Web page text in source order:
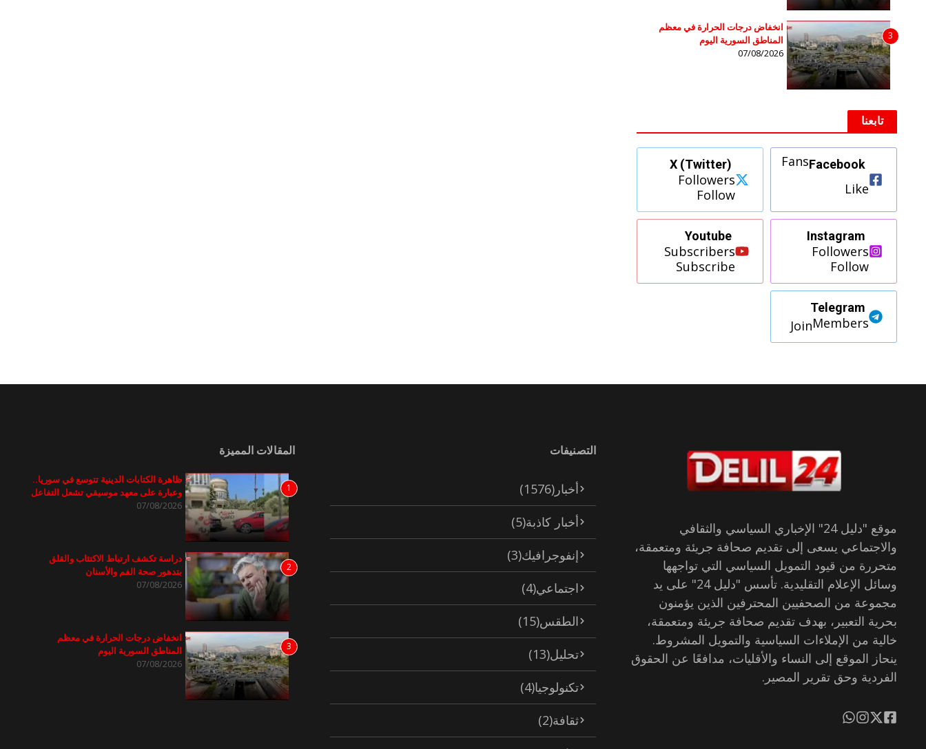
3
انخفاض درجات الحرارة في معظم
المناطق السورية اليوم
07/08/2026
تابعنا
Facebook
Fans
Like
X (Twitter)
Followers
Follow
Instagram
Followers
Follow
Youtube
Subscribers
Subscribe
Telegram
Members
Join
موقع "دليل 24" الإخباري السياسي والثقافي
والاجتماعي يسعى إلى تقديم صحافة جريئة ومتعمقة،
متحررة من قيود التمويل السياسي التي تواجهها
وسائل الإعلام التقليدية. تأسس "دليل 24" على يد
مجموعة من الصحفيين المحترفين الذين يؤمنون
بحرية التعبير، بهدف تقديم صحافة جريئة ومتعمقة،
خالية من الإملاءات السياسية والتمويل المشروط.
ينحاز الموقع إلى النساء والأقليات، مدافعًا عن الحقوق
الفردية وحق تقرير المصير.
التصنيفات
أخبار (1576)
أخبار كاذبة(5)
إنفوجرافيك(3)
اجتماعي(4)
الطقس(15)
تحليل(13)
تكنولوجيا(4)
ثقافة(2)
المقالات المميزة
1
ظاهرة الكتابات الدينية تتوسع في سوريا..
وعبارة على معهد موسيقي تشعل التفاعل
07/08/2026
2
دراسة تكشف ارتباط الاكتئاب والقلق
بتدهور صحة الفم والأسنان
07/08/2026
3
انخفاض درجات الحرارة في معظم
المناطق السورية اليوم
07/08/2026